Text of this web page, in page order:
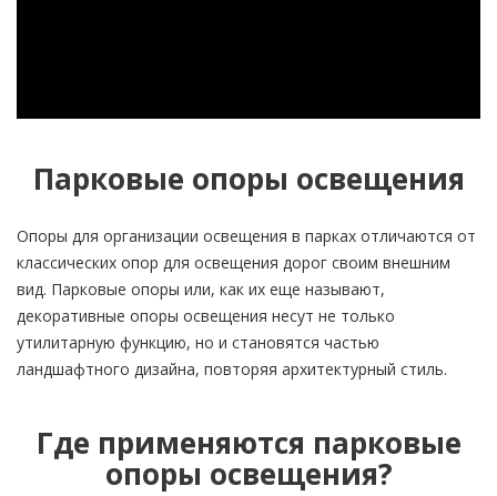
Парковые опоры освещения
Опоры для организации освещения в парках отличаются от
классических опор для освещения дорог своим внешним
вид. Парковые опоры или, как их еще называют,
декоративные опоры освещения несут не только
утилитарную функцию, но и становятся частью
ландшафтного дизайна, повторяя архитектурный стиль.
Где применяются парковые
опоры освещения?